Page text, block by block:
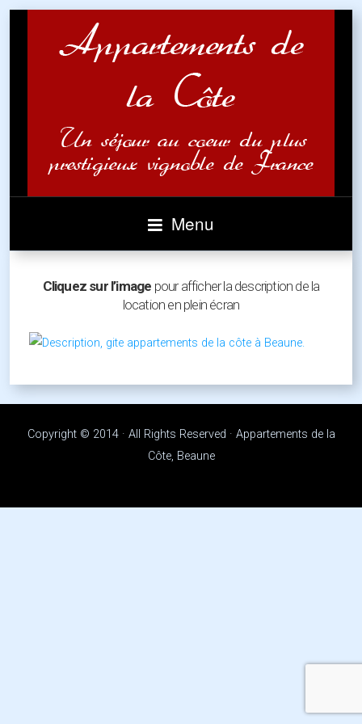
Menu
Cliquez sur l’image pour afficher la description de la
location en plein écran
Copyright © 2014 · All Rights Reserved · Appartements de la
Côte, Beaune